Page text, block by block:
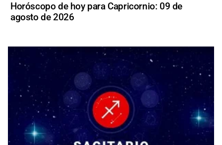
Horóscopo de hoy para Capricornio: 09 de
agosto de 2026